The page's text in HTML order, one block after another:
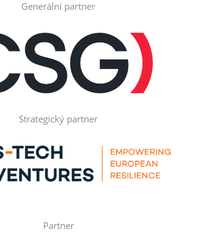
Generální partner
Strategický partner
Partner